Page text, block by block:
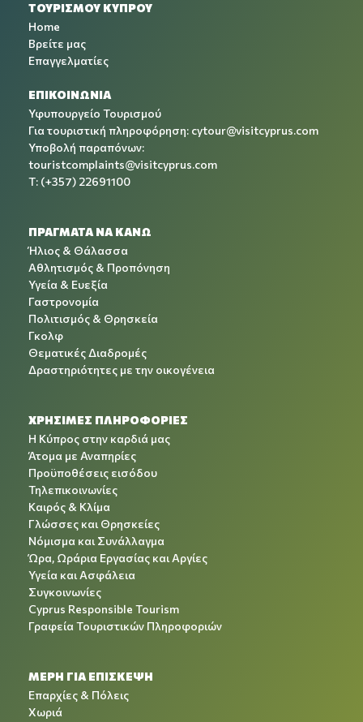
ΤΟΥΡΙΣΜΟΥ ΚΥΠΡΟΥ
Home
Βρείτε μας
Επαγγελματίες
ΕΠΙΚΟΙΝΩΝΙΑ
Υφυπουργείο Τουρισμού
Για τουριστική πληροφόρηση: cytour@visitcyprus.com
Υποβολή παραπόνων:
touristcomplaints@visitcyprus.com
T: (+357) 22691100
ΠΡΑΓΜΑΤΑ ΝΑ ΚΑΝΩ
Ήλιος & Θάλασσα
Αθλητισμός & Προπόνηση
Υγεία & Ευεξία
Γαστρονομία
Πολιτισμός & Θρησκεία
Γκολφ
Θεματικές Διαδρομές
Δραστηριότητες με την οικογένεια
ΧΡΉΣΙΜΕΣ ΠΛΗΡΟΦΟΡΊΕΣ
Η Κύπρος στην καρδιά μας
Άτομα με Αναπηρίες
Προϋποθέσεις εισόδου
Τηλεπικοινωνίες
Καιρός & Κλίμα
Γλώσσες και Θρησκείες
Νόμισμα και Συνάλλαγμα
Ώρα, Ωράρια Εργασίας και Αργίες
Υγεία και Ασφάλεια
Συγκοινωνίες
Cyprus Responsible Tourism
Γραφεία Τουριστικών Πληροφοριών
ΜΕΡΗ ΓΙΑ ΕΠΙΣΚΕΨΗ
Επαρχίες & Πόλεις
Χωριά